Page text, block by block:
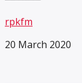
rpkfm
20 March 2020